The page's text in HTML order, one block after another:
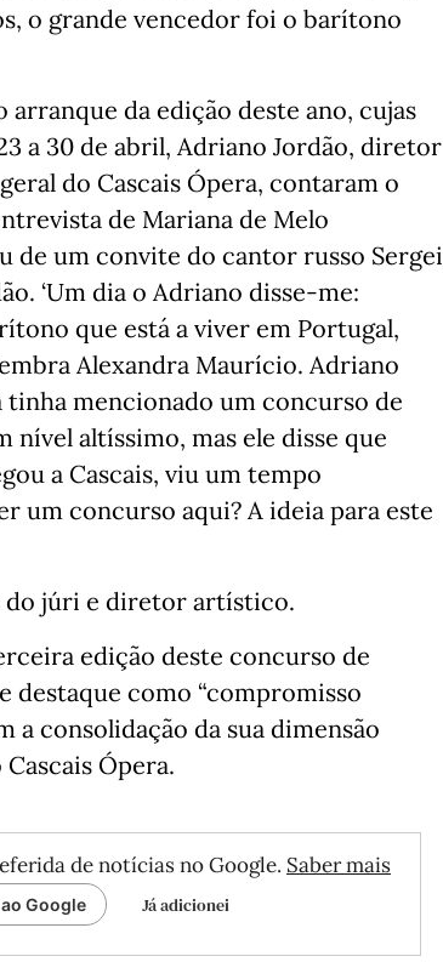
o grande vencedor foi o barítono
arranque da edição deste ano, cujas
a 30 de abril, Adriano Jordão, diretor
do Cascais Ópera, contaram o
de Mariana de Melo
de um convite do cantor russo Sergei
‘Um dia o Adriano disse-me:
que está a viver em Portugal,
Alexandra Maurício. Adriano
tinha mencionado um concurso de
nível altíssimo, mas ele disse que
a Cascais, viu um tempo
um concurso aqui? A ideia para este
do júri e diretor artístico.
edição deste concurso de
destaque como “compromisso
a consolidação da sua dimensão
Ópera.
de notícias no Google. Saber mais
Google Já adicionei